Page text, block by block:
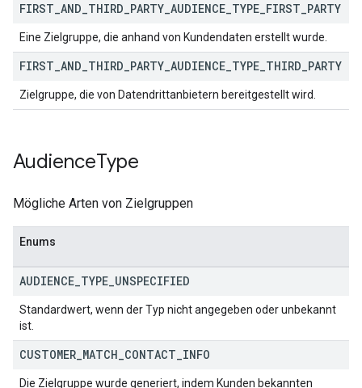
FIRST AND THIRD PARTY AUDIENCE TYPE FIRST PARTY
Eine Zielgruppe, die anhand von Kundendaten erstellt wurde.
FIRST AND THIRD PARTY AUDIENCE TYPE THIRD PARTY
Zielgruppe, die von Datendrittanbietern bereitgestellt wird.
AudienceType
Mögliche Arten von Zielgruppen
Enums
AUDIENCE TYPE UNSPECIFIED
Standardwert, wenn der Typ nicht angegeben oder unbekannt
ist.
CUSTOMER MATCH CONTACT INFO
Die Zielgruppe wurde generiert, indem Kunden bekannten